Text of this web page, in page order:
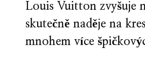
Louis Vuitton zvyšuje
skutečně naděje na
mnohem více